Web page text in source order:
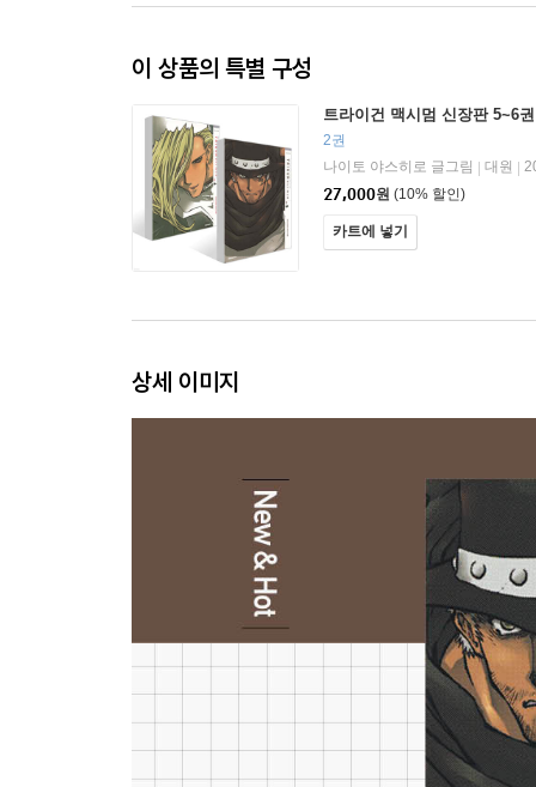
이 상품의 특별 구성
트라이건 맥시멈 신장판 5~6
2권
나이토 야스히로 글그림
대원
27,000원 (10% 할인)
카트에 넣기
상세 이미지